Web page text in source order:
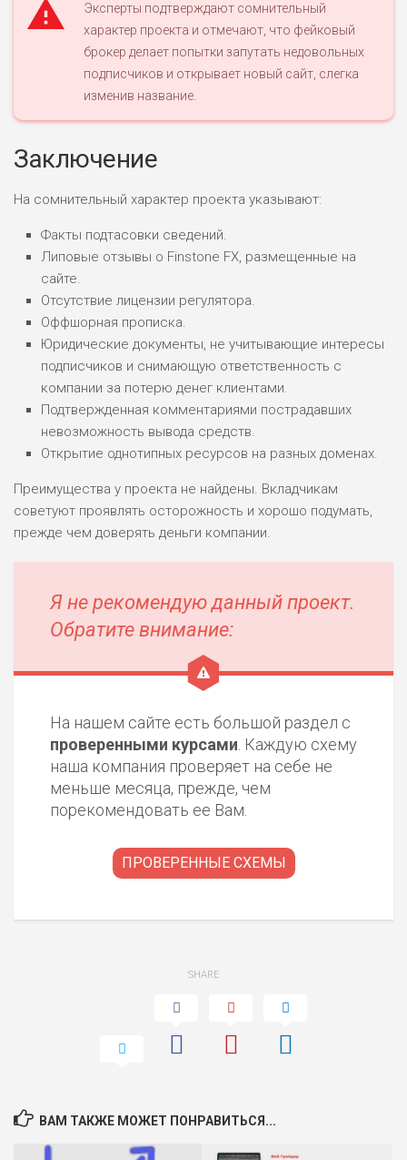
Эксперты подтверждают сомнительный
характер проекта и отмечают, что фейковый
брокер делает попытки запутать недовольных
подписчиков и открывает новый сайт, слегка
изменив название.
Заключение
На сомнительный характер проекта указывают:
Факты подтасовки сведений.
Липовые отзывы о Finstone FX, размещенные на
сайте.
Отсутствие лицензии регулятора.
Оффшорная прописка.
Юридические документы, не учитывающие интересы
подписчиков и снимающую ответственность с
компании за потерю денег клиентами.
Подтвержденная комментариями пострадавших
невозможность вывода средств.
Открытие однотипных ресурсов на разных доменах.
Преимущества у проекта не найдены. Вкладчикам
советуют проявлять осторожность и хорошо подумать,
прежде чем доверять деньги компании.
Я не рекомендую данный проект.
Обратите внимание:
На нашем сайте есть большой раздел с
проверенными курсами . Каждую схему
наша компания проверяет на себе не
меньше месяца, прежде, чем
порекомендовать ее Вам.
ПРОВЕРЕННЫЕ СХЕМЫ
SHARE
ВАМ ТАКЖЕ МОЖЕТ ПОНРАВИТЬСЯ...